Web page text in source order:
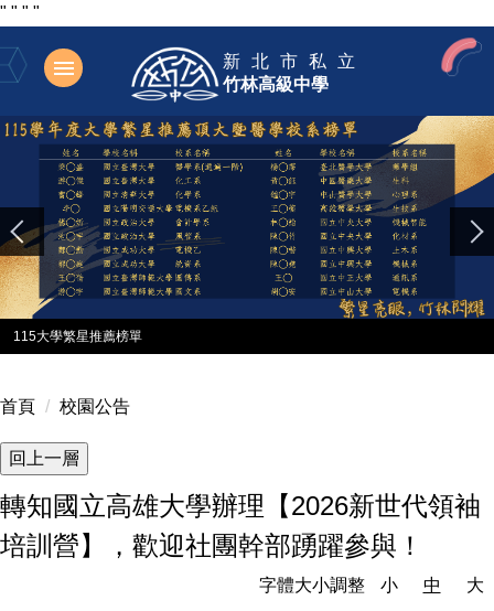
" " " "
跳
到
要
新北市私立
竹林高級中學
115大學繁星推薦榜單
首頁 校園公告
轉知國立高雄大學辦理【2026新世代領袖
培訓營】，歡迎社團幹部踴躍參與！
字體大小調整 小 中
大